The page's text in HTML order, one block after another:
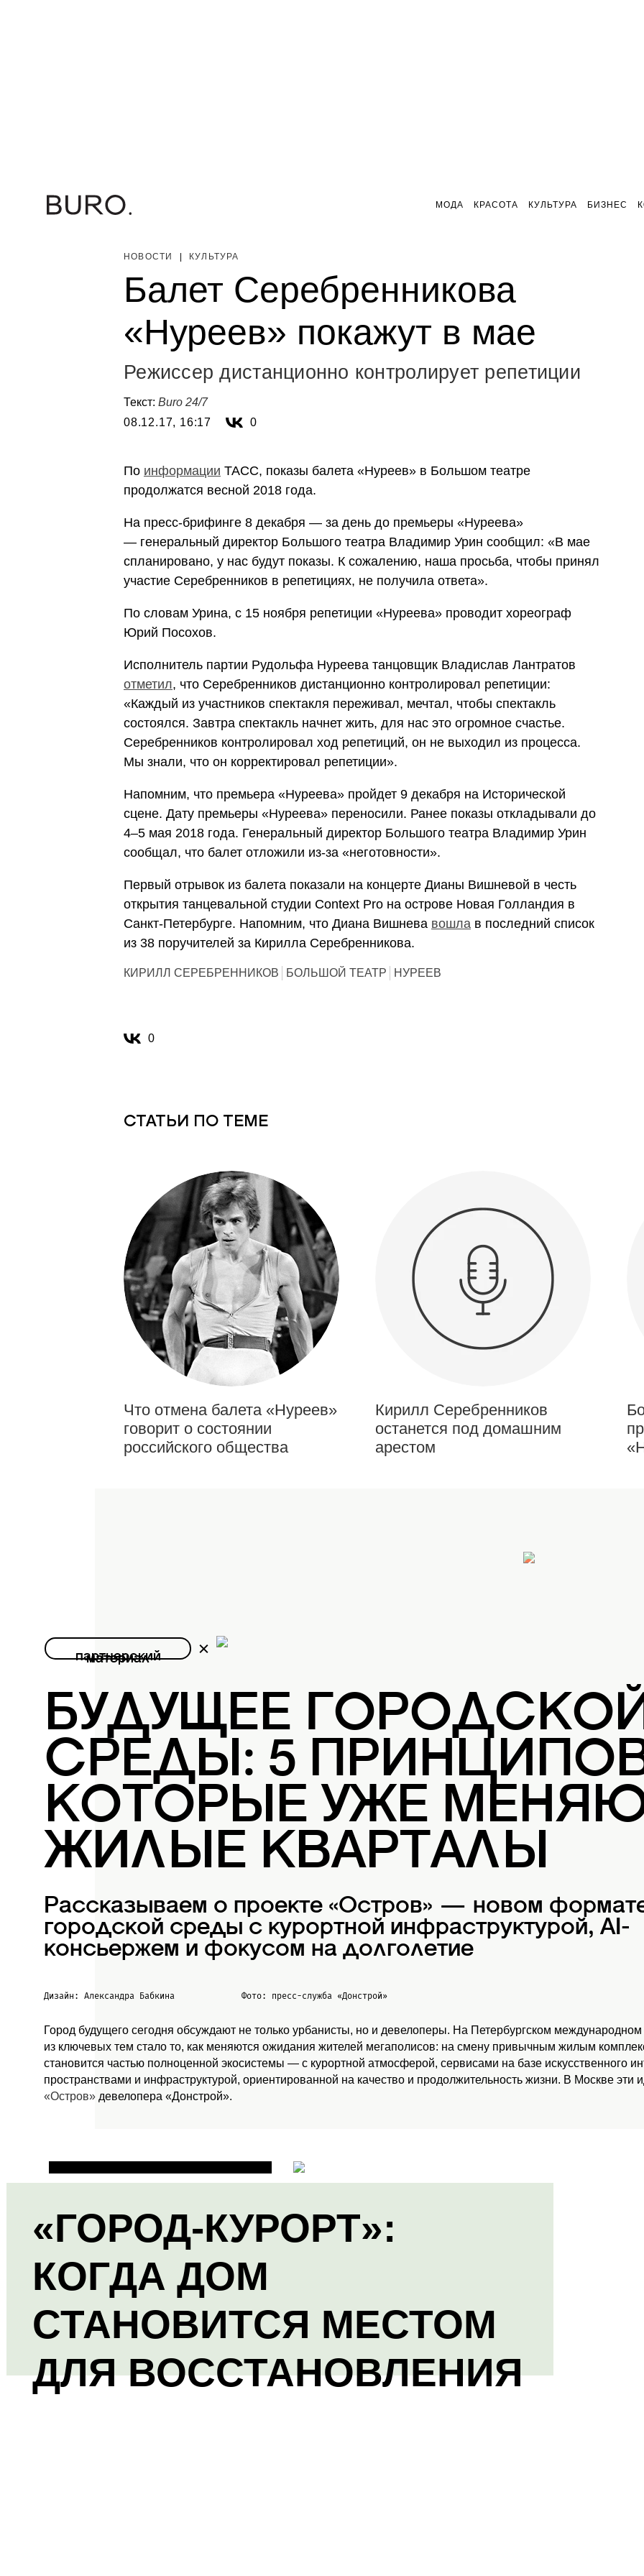
МОДА КРАСОТА КУЛЬТУРА БИЗНЕС
НОВОСТИ КУЛЬТУРА
Балет Серебренникова
«Нуреев» покажут в мае
Режиссер дистанционно контролирует репетиции
Текст: Buro 24/7
08.12.17, 16:17
0
По информации ТАСС, показы балета «Нуреев» в Большом театре
продолжатся весной 2018 года.
На пресс-брифинге 8 декабря — за день до премьеры «Нуреева»
— генеральный директор Большого театра Владимир Урин сообщил: «В мае
спланировано, у нас будут показы. К сожалению, наша просьба, чтобы принял
участие Серебренников в репетициях, не получила ответа».
По словам Урина, с 15 ноября репетиции «Нуреева» проводит хореограф
Юрий Посохов.
Исполнитель партии Рудольфа Нуреева танцовщик Владислав Лантратов
отметил, что Серебренников дистанционно контролировал репетиции:
«Каждый из участников спектакля переживал, мечтал, чтобы спектакль
состоялся. Завтра спектакль начнет жить, для нас это огромное счастье.
Серебренников контролировал ход репетиций, он не выходил из процесса.
Мы знали, что он корректировал репетиции».
Напомним, что премьера «Нуреева» пройдет 9 декабря на Исторической
сцене. Дату премьеры «Нуреева» переносили. Ранее показы откладывали до
4–5 мая 2018 года. Генеральный директор Большого театра Владимир Урин
сообщал, что балет отложили из-за «неготовности».
Первый отрывок из балета показали на концерте Дианы Вишневой в честь
открытия танцевальной студии Context Pro на острове Новая Голландия в
Санкт-Петербурге. Напомним, что Диана Вишнева вошла в последний список
из 38 поручителей за Кирилла Серебренникова.
КИРИЛЛ СЕРЕБРЕННИКОВ БОЛЬШОЙ ТЕАТР НУРЕЕВ
0
СТАТЬИ ПО ТЕМЕ
Что отмена балета «Нуреев»
говорит о состоянии
российского общества
Кирилл Серебренников
останется под домашним
арестом
партнерский
материал
БУДУЩЕЕ
СРЕДЫ: 5
КОТОРЫЕ УЖЕ
ЖИЛЫЕ КВАРТАЛЫ
Рассказываем о проекте «Остров» — новом
городской среды с курортной инфраструктурой, AI-
консьержем и фокусом на долголетие
Дизайн: Александра Бабкина Фото: пресс-служба «Донстрой»
Город будущего сегодня обсуждают не только урбанисты, но и девелоперы. На Петербургском
из ключевых тем стало то, как меняются ожидания жителей мегаполисов: на смену привычным жилым
становится частью полноценной экосистемы — с курортной атмосферой, сервисами на базе искусственного
пространствами и инфраструктурой, ориентированной на качество и продолжительность жизни. В Москве
«Остров» девелопера «Донстрой».
«ГОРОД-КУРОРТ»:
КОГДА ДОМ
СТАНОВИТСЯ МЕСТОМ
ДЛЯ ВОССТАНОВЛЕНИЯ